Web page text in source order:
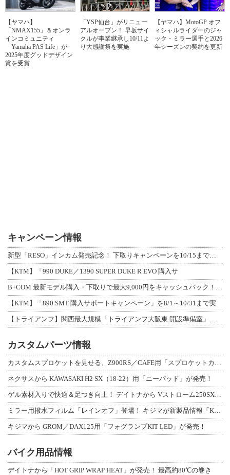
【ヤマハ】
「NMAX155」＆オンラ
インコミュニティ
「Yamaha PAS Life」が
2025年度グッドデザイン
賞を受賞
「YSP仙台」がリニュー
アルオープン！ 早坂サイ
クルが事業継承し10/11よ
り大感謝祭を実施
【ヤマハ】MotoGP オフ
ィシャルライダーのジャ
ック・ミラー選手と2026
年シーズンの契約を更新
キャンペーン情報
新型「RESO」インカム発売記念！ 下取りキャンペーンを10/15まで延長して開
【KTM】「990 DUKE／1390 SUPER DUKE R EVO 購入サ
B+COM 最新モデル購入・下取りで最大9,000円をキャッシュバック！「B+F
【KTM】「890 SMT 購入サポートキャンペーン」を8/1～10/31まで実
【トライアンフ】関西最大規模「トライアンフ大阪東 開設準備室」がオープン！ 限定
カスタムパーツ情報
カスタムスプロケットを見せる、Z900RS／CAFE用「スプロケットカバーフルキ
ネクサスから KAWASAKI H2 SX（18-22）用「ニーパッド」が発売！
ゲル素材入りで快適＆足つき向上！ デイトナから Vストローム250SX用「快適ロ
ミラー用撥水フィルム「レインオフ」登場！ キジマが新製品情報「KIJIMA NE
キジマから GROM／DAX125用「フォグランプKIT LED」が発売！
バイク用品情報
デイトナから「HOT GRIP WRAP HEAT」が発売！ 最高約80℃の巻き